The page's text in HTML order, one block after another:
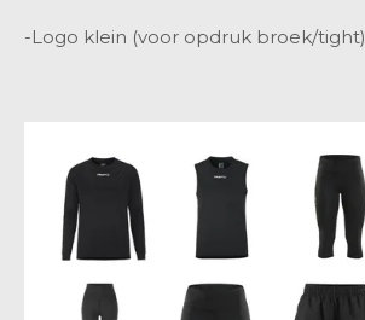
-Logo klein (voor opdruk broek/tight)